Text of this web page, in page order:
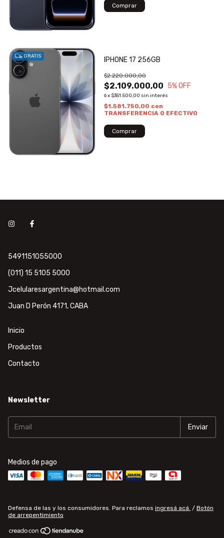
GRATIS IPHONE 17 256GB
$2.109.000,00
$2.220.000,00
5% OFF
6x $351.500,00 sin interés
$1.581.750,00 con
TRANSFERENCIA O EFECTIVO
5491151055000
(011) 15 5105 5000
Jcelularesargentina@hotmail.com
Juan D Perón 4171, CABA
Inicio
Productos
Contacto
Newsletter
Medios de pago
Defensa de las y los consumidores. Para reclamos ingresá acá. / Botón
de arrepentimiento